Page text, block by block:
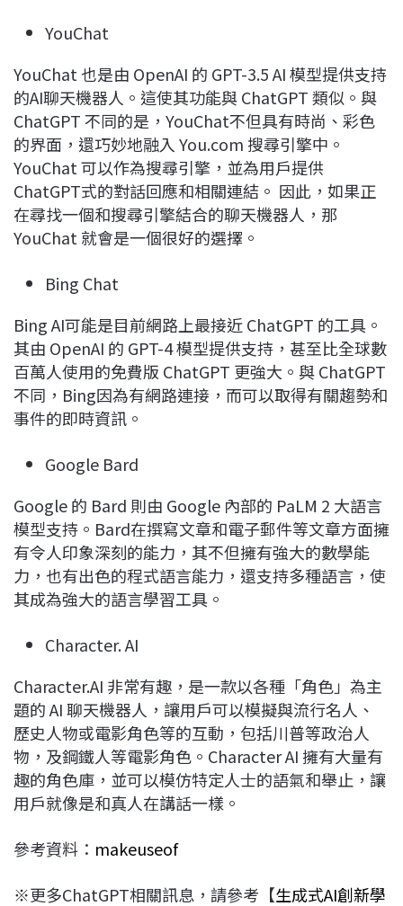
YouChat
YouChat 也是由 OpenAI 的 GPT-3.5 AI 模型提供支持
的AI聊天機器人。這使其功能與 ChatGPT 類似。與
ChatGPT 不同的是，YouChat不但具有時尚、彩色
的界面，還巧妙地融入 You.com 搜尋引擎中。
YouChat 可以作為搜尋引擎，並為用戶提供
ChatGPT式的對話回應和相關連結。 因此，如果正
在尋找一個和搜尋引擎結合的聊天機器人，那
YouChat 就會是一個很好的選擇。
Bing Chat
Bing AI可能是目前網路上最接近 ChatGPT 的工具。
其由 OpenAI 的 GPT-4 模型提供支持，甚至比全球數
百萬人使用的免費版 ChatGPT 更強大。與 ChatGPT
不同，Bing因為有網路連接，而可以取得有關趨勢和
事件的即時資訊。
Google Bard
Google 的 Bard 則由 Google 內部的 PaLM 2 大語言
模型支持。Bard在撰寫文章和電子郵件等文章方面擁
有令人印象深刻的能力，其不但擁有強大的數學能
力，也有出色的程式語言能力，還支持多種語言，使
其成為強大的語言學習工具。
Character. AI
Character.AI 非常有趣，是一款以各種「角色」為主
題的 AI 聊天機器人，讓用戶可以模擬與流行名人、
歷史人物或電影角色等的互動，包括川普等政治人
物，及鋼鐵人等電影角色。Character AI 擁有大量有
趣的角色庫，並可以模仿特定人士的語氣和舉止，讓
用戶就像是和真人在講話一樣。
參考資料： makeuseof
※更多ChatGPT相關訊息，請參考【生成式AI創新學